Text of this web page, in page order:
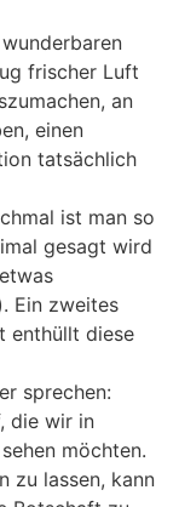
frischer Luft
an
einen
tatsächlich
ist man so
gesagt wird
Ein zweites
enthüllt diese
sprechen:
die wir in
möchten.
zu lassen, kann